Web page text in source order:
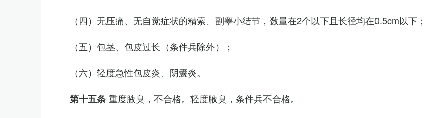
（四）无压痛、无自觉症状的精索、副睾小结节，数量在2个以下且长径均在0.5cm以下；
（五）包茎、包皮过长（条件兵除外）；
（六）轻度急性包皮炎、阴囊炎。
第十五条重度腋臭，不合格。轻度腋臭，条件兵不合格。